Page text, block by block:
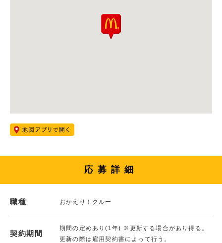
応募詳細
職種 おかえり！クルー
契約期間
期間の定めあり(1年) ※更新する場合があり得る。
更新の際は雇用契約書によって行う。